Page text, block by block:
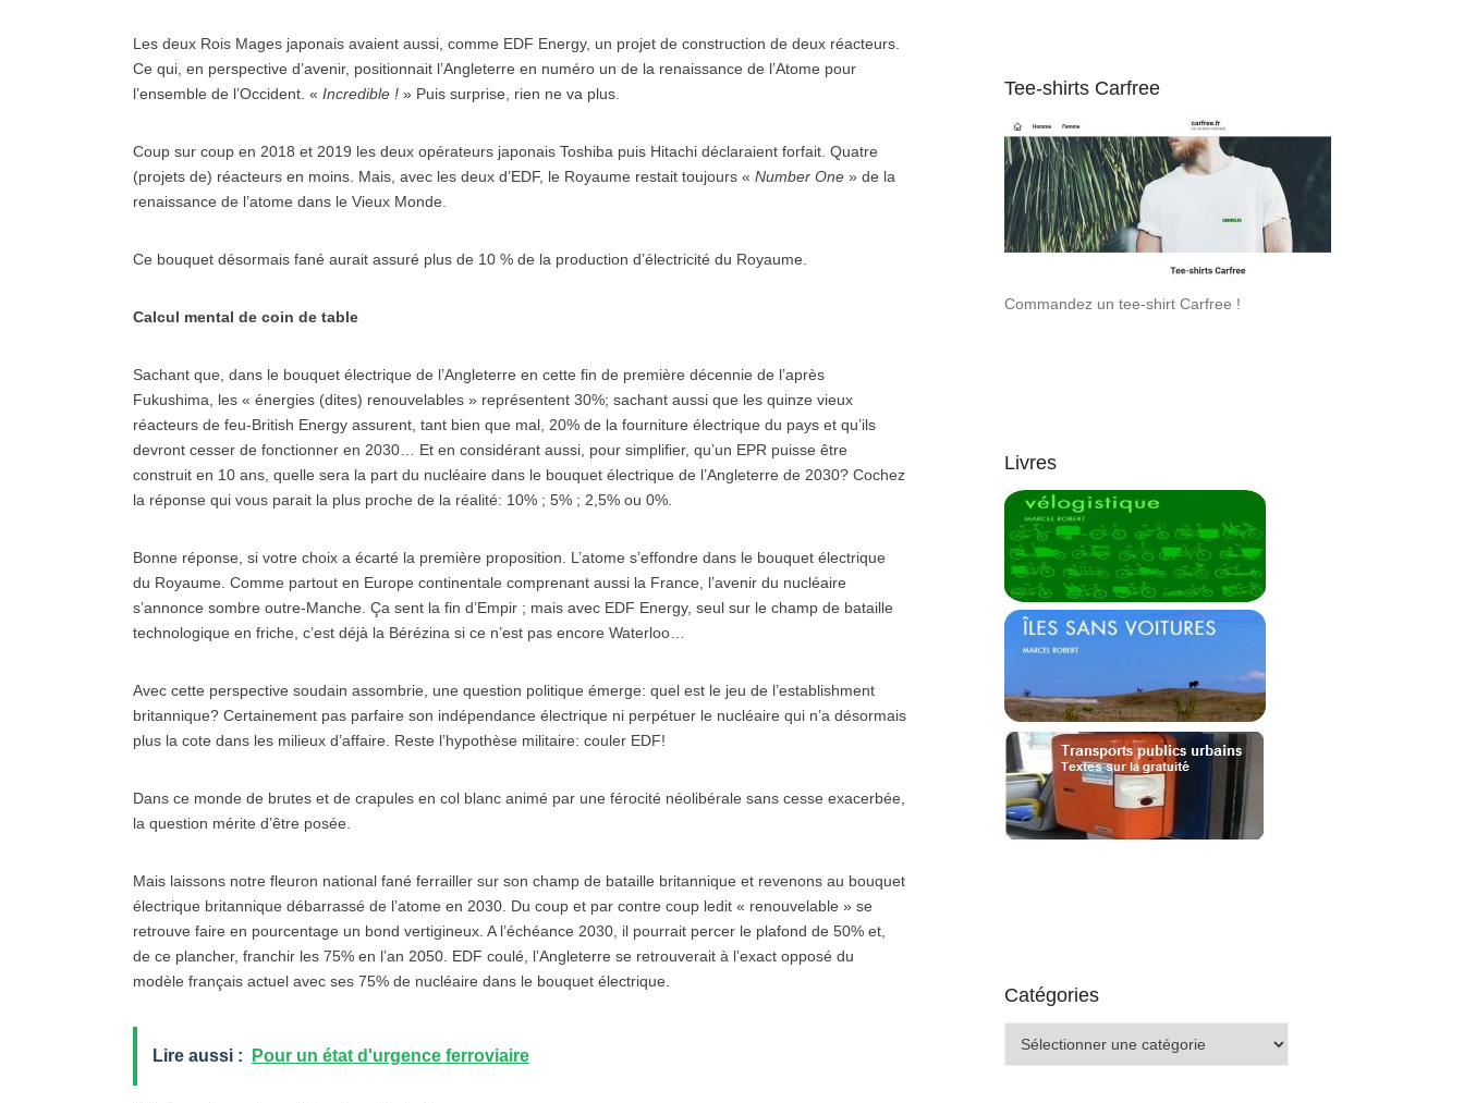
Les deux Rois Mages japonais avaient aussi, comme EDF Energy, un projet de construction de deux réacteurs.
Ce qui, en perspective d’avenir, positionnait l’Angleterre en numéro un de la renaissance de l’Atome pour
l’ensemble de l’Occident. « Incredible ! » Puis surprise, rien ne va plus.
Coup sur coup en 2018 et 2019 les deux opérateurs japonais Toshiba puis Hitachi déclaraient forfait. Quatre
(projets de) réacteurs en moins. Mais, avec les deux d’EDF, le Royaume restait toujours « Number One » de la
renaissance de l’atome dans le Vieux Monde.
Ce bouquet désormais fané aurait assuré plus de 10 % de la production d’électricité du Royaume.
Calcul mental de coin de table
Sachant que, dans le bouquet électrique de l’Angleterre en cette fin de première décennie de l’après
Fukushima, les « énergies (dites) renouvelables » représentent 30%; sachant aussi que les quinze vieux
réacteurs de feu-British Energy assurent, tant bien que mal, 20% de la fourniture électrique du pays et qu’ils
devront cesser de fonctionner en 2030… Et en considérant aussi, pour simplifier, qu’un EPR puisse être
construit en 10 ans, quelle sera la part du nucléaire dans le bouquet électrique de l’Angleterre de 2030? Cochez
la réponse qui vous parait la plus proche de la réalité: 10% ; 5% ; 2,5% ou 0%.
Bonne réponse, si votre choix a écarté la première proposition. L’atome s’effondre dans le bouquet électrique
du Royaume. Comme partout en Europe continentale comprenant aussi la France, l’avenir du nucléaire
s’annonce sombre outre-Manche. Ça sent la fin d’Empir ; mais avec EDF Energy, seul sur le champ de bataille
technologique en friche, c’est déjà la Bérézina si ce n’est pas encore Waterloo…
Avec cette perspective soudain assombrie, une question politique émerge: quel est le jeu de l’establishment
britannique? Certainement pas parfaire son indépendance électrique ni perpétuer le nucléaire qui n’a désormais
plus la cote dans les milieux d’affaire. Reste l’hypothèse militaire: couler EDF!
Dans ce monde de brutes et de crapules en col blanc animé par une férocité néolibérale sans cesse exacerbée,
la question mérite d’être posée.
Mais laissons notre fleuron national fané ferrailler sur son champ de bataille britannique et revenons au bouquet
électrique britannique débarrassé de l’atome en 2030. Du coup et par contre coup ledit « renouvelable » se
retrouve faire en pourcentage un bond vertigineux. A l’échéance 2030, il pourrait percer le plafond de 50% et,
de ce plancher, franchir les 75% en l’an 2050. EDF coulé, l’Angleterre se retrouverait à l’exact opposé du
modèle français actuel avec ses 75% de nucléaire dans le bouquet électrique.
Lire aussi : Pour un état d'urgence ferroviaire
Tee-shirts Carfree
Commandez un tee-shirt Carfree !
Livres
Catégories